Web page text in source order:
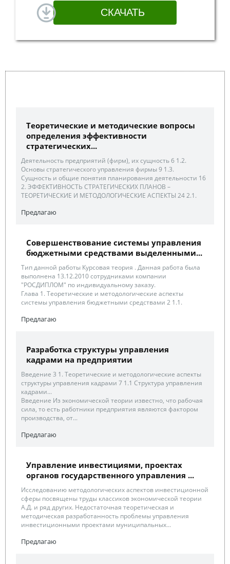
Теоретические и методические вопросы
определения эффективности
стратегических...
Деятельность предприятий (фирм), их сущность 6 1.2.
Основы стратегического управления фирмы 9 1.3.
Сущность и общие понятия планирования деятельности 16
2. ЭФФЕКТИВНОСТЬ СТРАТЕГИЧЕСКИХ ПЛАНОВ –
ТЕОРЕТИЧЕСКИЕ И МЕТОДОЛОГИЧЕСКИЕ АСПЕКТЫ 24 2.1.
Предлагаю
Совершенствование системы управления
бюджетными средствами выделенными...
Тип данной работы Курсовая теория . Данная работа была
выполнена 13.12.2010 сотрудниками компании
"РОСДИПЛОМ" по индивидуальному заказу.
Глава 1. Теоретические и методологические аспекты
системы управления бюджетными средствами 2 1.1.
Предлагаю
Разработка структуры управления
кадрами на предприятии
Введение 3 1. Теоретические и методологические аспекты
структуры управления кадрами 7 1.1 Структура управления
кадрами...
Введение Из экономической теории известно, что рабочая
сила, то есть работники предприятия являются фактором
производства, от...
Предлагаю
Управление инвестициями, проектах
органов государственного управления ...
Исследованию методологических аспектов инвестиционной
сферы посвящены труды классиков экономической теории
А.Д. и ряд других. Недостаточная теоретическая и
методическая разработанность проблемы управления
инвестиционными проектами муниципальных...
Предлагаю